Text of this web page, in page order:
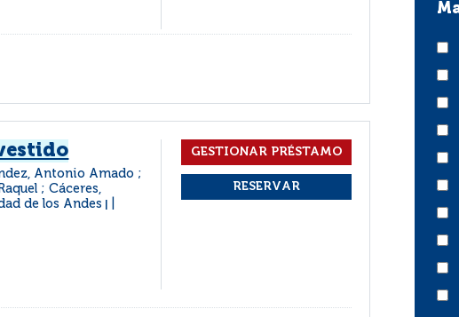
Antonio Amado ;
; Cáceres,
de los Andes